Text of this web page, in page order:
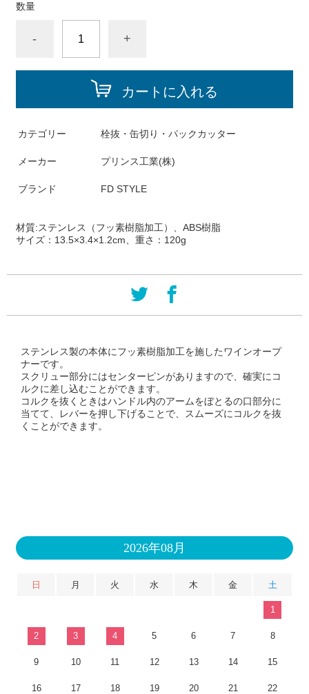
数量
- +
カートに入れる
カテゴリー 栓抜・缶切り・パックカッター
メーカー プリンス工業(株)
ブランド FD STYLE
材質:ステンレス（フッ素樹脂加工）、ABS樹脂
サイズ： 13.5×3.4×1.2cm、重さ：120g
ステンレス製の本体にフッ素樹脂加工を施したワインオープ
ナーです。
スクリュー部分にはセンターピンがありますので、確実にコ
ルクに差し込むことができます。
コルクを抜くときはハンドル内のアームをぼとるの口部分に
当てて、レバーを押し下げることで、スムーズにコルクを抜
くことができます。
2026年08月
日 月 火 水 木 金 土
1
2 3 4 5 6 7 8
9 10 11 12 13 14 15
16 17 18 19 20 21 22